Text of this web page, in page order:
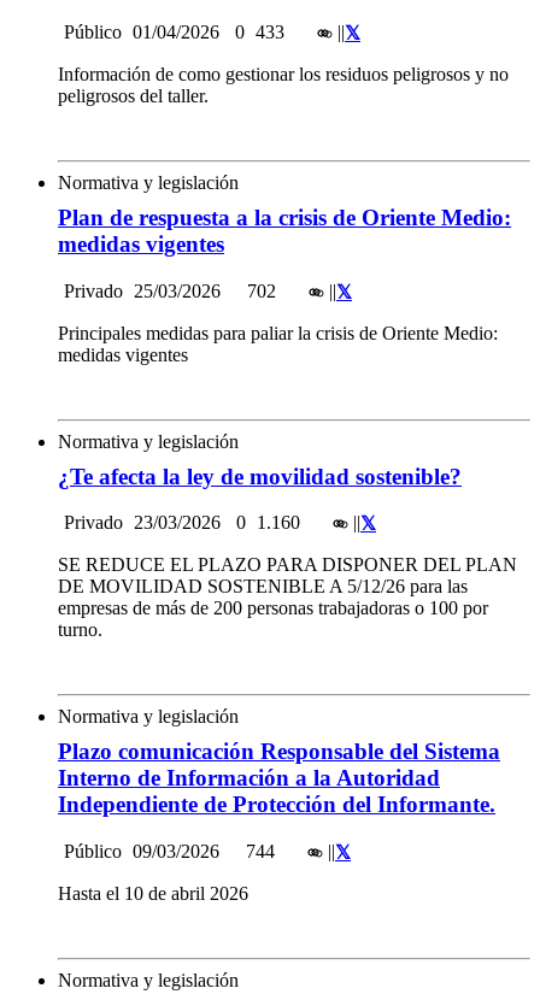
Público 01/04/2026 0 433 ||
Información de como gestionar los residuos peligrosos y no
peligrosos del taller.
Normativa y legislación
Plan de respuesta a la crisis de Oriente Medio:
medidas vigentes
Privado 25/03/2026 702 ||
Principales medidas para paliar la crisis de Oriente Medio:
medidas vigentes
Normativa y legislación
¿Te afecta la ley de movilidad sostenible?
Privado 23/03/2026 0 1.160 ||
SE REDUCE EL PLAZO PARA DISPONER DEL PLAN
DE MOVILIDAD SOSTENIBLE A 5/12/26 para las
empresas de más de 200 personas trabajadoras o 100 por
turno.
Normativa y legislación
Plazo comunicación Responsable del Sistema
Interno de Información a la Autoridad
Independiente de Protección del Informante.
Público 09/03/2026 744 ||
Hasta el 10 de abril 2026
Normativa y legislación